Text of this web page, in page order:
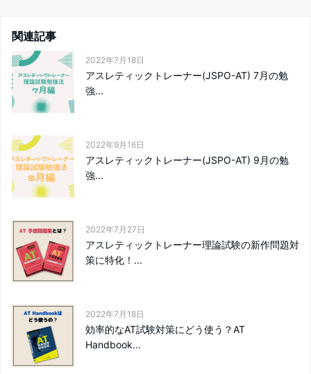
関連記事
2022年7月18日
アスレティックトレーナー(JSPO-AT) 7月の勉
強...
2022年9月16日
アスレティックトレーナー(JSPO-AT) 9月の勉
強...
2022年7月27日
アスレティックトレーナー理論試験の新作問題対
策に特化！...
2022年7月18日
効率的なAT試験対策にどう使う？AT
Handbook...